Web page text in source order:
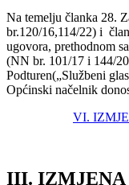
Na temelju članka 28.
br.120/16,114/22) i
ugovora, prethodnom
(NN br. 101/17 i 144/
Podturen(„Službeni
Općinski načelnik
VI.
III. IZMJENA